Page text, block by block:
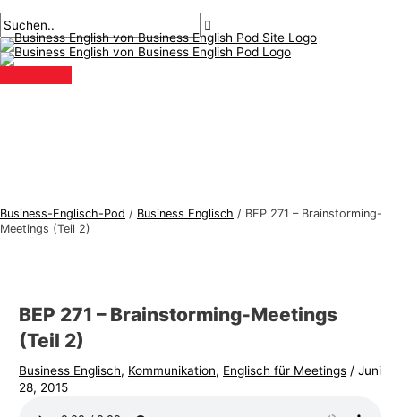
Inhalt
springen
Business-Englisch-Pod / Business Englisch / BEP 271 – Brainstorming-
Meetings (Teil 2)
BEP 271 – Brainstorming-Meetings
(Teil 2)
Business Englisch, Kommunikation, Englisch für Meetings /Juni
28, 2015
Sie
hier
ein..
B
u
s
i
E
i
s
c
S
u
c
h
h